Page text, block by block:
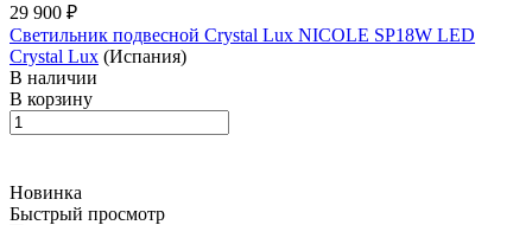
29 900 ₽
Светильник подвесной Crystal Lux NICOLE SP18W LED
Crystal Lux (Испания)
В наличии
В корзину
Новинка
Быстрый просмотр